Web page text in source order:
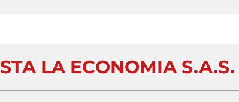
LA ECONOMIA S.A.S.